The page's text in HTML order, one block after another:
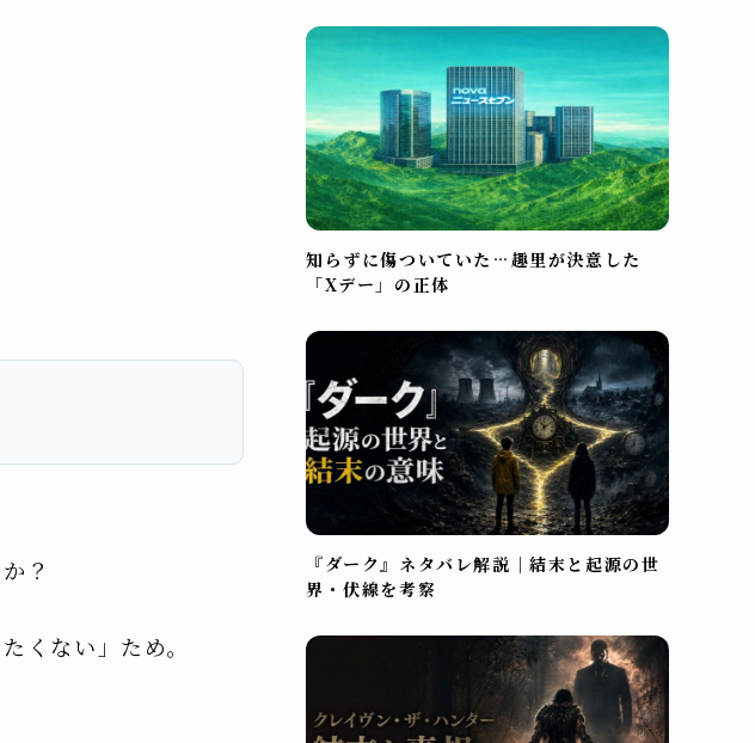
？
くない」ため。
知らずに傷ついていた…趣里が決意した
「Xデー」の正体
『ダーク』ネタバレ解説｜結末と起源の世
界・伏線を考察